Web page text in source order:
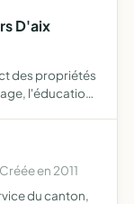
D'aix
des propriétés
l'éducation
en 2011
du canton,